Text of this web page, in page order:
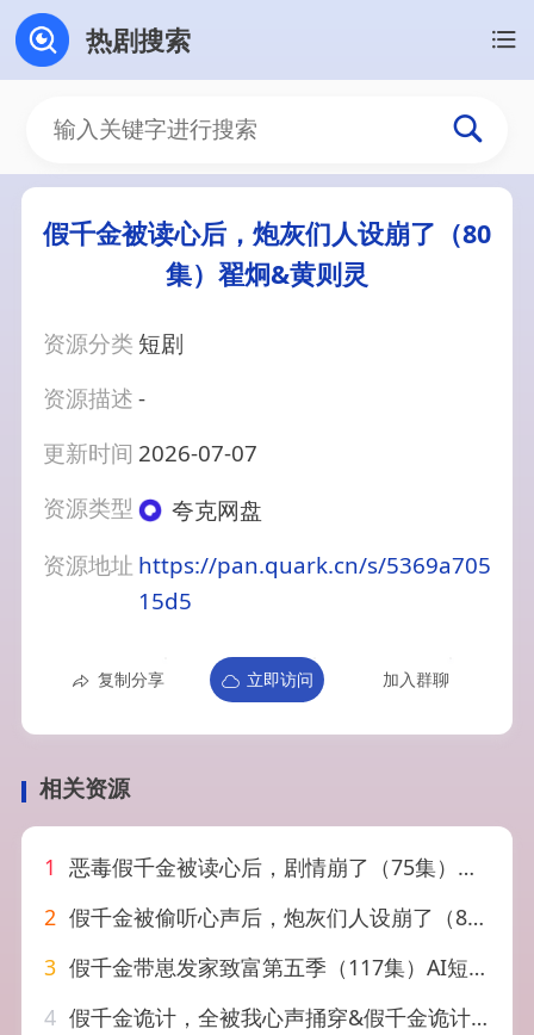
热剧搜索
假千金被读心后，炮灰们人设崩了（80
集）翟炯&黄则灵
资源分类 短剧
资源描述-
更新时间 2026-07-07
资源类型
夸克网盘
资源地址 https://pan.quark.cn/s/5369a705
15d5
复制分享 立即访问 加入群聊
相关资源
1 恶毒假千金被读心后，剧情崩了（75集）汪雨升＆张乙萌
2 假千金被偷听心声后，炮灰们人设崩了（80集）黄则灵＆杨晨＆九久
3 假千金带崽发家致富第五季（117集）AI短剧
4 假千金诡计，全被我心声捅穿&假千金诡计全被我心声捅穿（52集）AI短剧